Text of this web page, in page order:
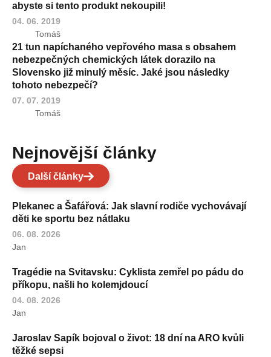
abyste si tento produkt nekoupili!
04. 06. 2019
Tomáš
21 tun napíchaného vepřového masa s obsahem
nebezpečných chemických látek dorazilo na
Slovensko již minulý měsíc. Jaké jsou následky
tohoto nebezpečí?
07. 07. 2019
Tomáš
Nejnovější články
Další články
Plekanec a Šafářová: Jak slavní rodiče vychovávají
děti ke sportu bez nátlaku
06. 08. 2026
Jan
Tragédie na Svitavsku: Cyklista zemřel po pádu do
příkopu, našli ho kolemjdoucí
04. 08. 2026
Jan
Jaroslav Sapík bojoval o život: 18 dní na ARO kvůli
těžké sepsi